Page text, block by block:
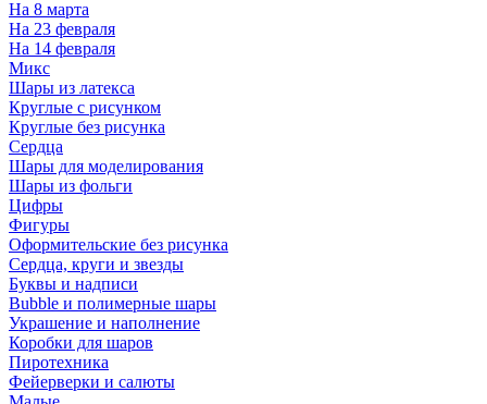
На 8 марта
На 23 февраля
На 14 февраля
Микс
Шары из латекса
Круглые с рисунком
Круглые без рисунка
Сердца
Шары для моделирования
Шары из фольги
Цифры
Фигуры
Оформительские без рисунка
Сердца, круги и звезды
Буквы и надписи
Bubble и полимерные шары
Украшение и наполнение
Коробки для шаров
Пиротехника
Фейерверки и салюты